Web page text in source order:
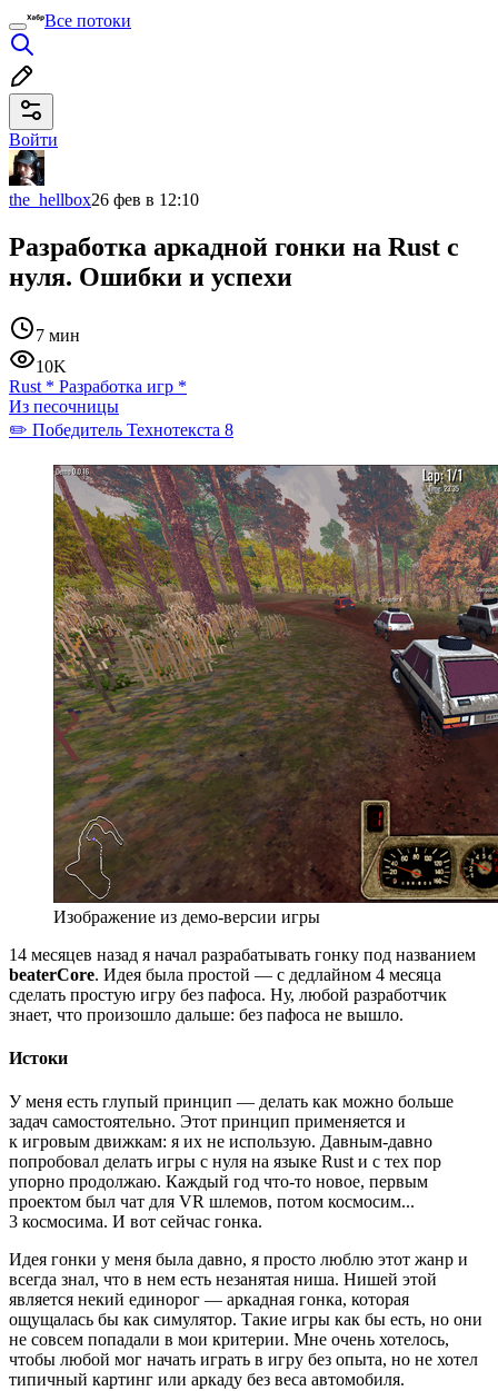
Все потоки
Войти
the_hellbox26 фев в 12:10
Разработка аркадной гонки на Rust с
нуля. Ошибки и успехи
7 мин
10K
Rust * Разработка игр *
Из песочницы
✏️ Победитель Технотекста 8
Изображение из демо-версии игры
14 месяцев назад я начал разрабатывать гонку под названием
beaterCore. Идея была простой — с дедлайном 4 месяца
сделать простую игру без пафоса. Ну, любой разработчик
знает, что произошло дальше: без пафоса не вышло.
Истоки
У меня есть глупый принцип — делать как можно больше
задач самостоятельно. Этот принцип применяется и
к игровым движкам: я их не использую. Давным-давно
попробовал делать игры с нуля на языке Rust и с тех пор
упорно продолжаю. Каждый год что‑то новое, первым
проектом был чат для VR шлемов, потом космосим...
3 космосима. И вот сейчас гонка.
Идея гонки у меня была давно, я просто люблю этот жанр и
всегда знал, что в нем есть незанятая ниша. Нишей этой
является некий единорог — аркадная гонка, которая
ощущалась бы как симулятор. Такие игры как бы есть, но они
не совсем попадали в мои критерии. Мне очень хотелось,
чтобы любой мог начать играть в игру без опыта, но не хотел
типичный картинг или аркаду без веса автомобиля.